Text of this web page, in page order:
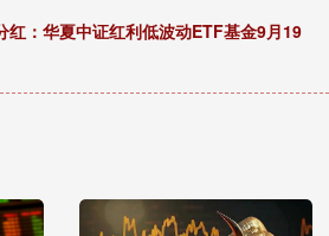
红：华夏中证红利低波动ETF基金9月19